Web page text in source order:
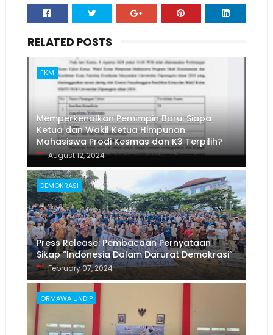
RELATED POSTS
FKM
Memperkenalkan Pemimpin Baru: Siapa
Ketua dan Wakil Ketua Himpunan
Mahasiswa Prodi Kesmas dan K3 Terpilih?
August 12, 2024
DEMOKRASI
Press Release: Pembacaan Pernyataan
Sikap “Indonesia Dalam Darurat Demokrasi”
February 07, 2024
ORMAWA UNDIP